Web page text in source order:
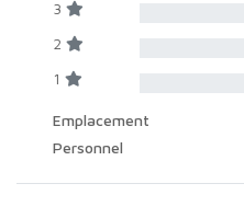
3
2
1
Emplacement
Personnel